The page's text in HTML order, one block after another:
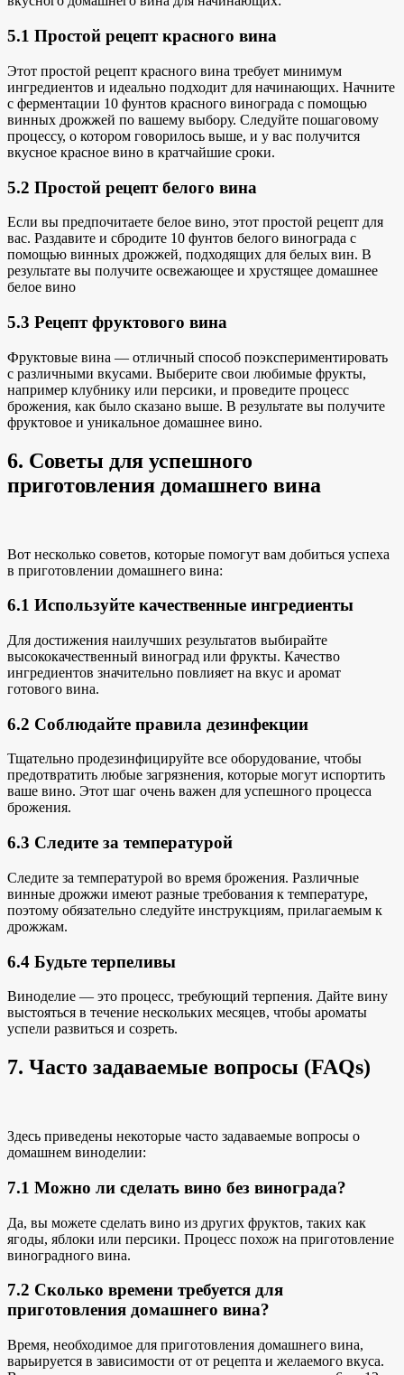
5.1 Простой рецепт красного вина
Этот простой рецепт красного вина требует минимум
ингредиентов и идеально подходит для начинающих. Начните
с ферментации 10 фунтов красного винограда с помощью
винных дрожжей по вашему выбору. Следуйте пошаговому
процессу, о котором говорилось выше, и у вас получится
вкусное красное вино в кратчайшие сроки.
5.2 Простой рецепт белого вина
Если вы предпочитаете белое вино, этот простой рецепт для
вас. Раздавите и сбродите 10 фунтов белого винограда с
помощью винных дрожжей, подходящих для белых вин. В
результате вы получите освежающее и хрустящее домашнее
белое вино
5.3 Рецепт фруктового вина
Фруктовые вина — отличный способ поэкспериментировать
с различными вкусами. Выберите свои любимые фрукты,
например клубнику или персики, и проведите процесс
брожения, как было сказано выше. В результате вы получите
фруктовое и уникальное домашнее вино.
6. Советы для успешного
приготовления домашнего вина
Вот несколько советов, которые помогут вам добиться успеха
в приготовлении домашнего вина:
6.1 Используйте качественные ингредиенты
Для достижения наилучших результатов выбирайте
высококачественный виноград или фрукты. Качество
ингредиентов значительно повлияет на вкус и аромат
готового вина.
6.2 Соблюдайте правила дезинфекции
Тщательно продезинфицируйте все оборудование, чтобы
предотвратить любые загрязнения, которые могут испортить
ваше вино. Этот шаг очень важен для успешного процесса
брожения.
6.3 Следите за температурой
Следите за температурой во время брожения. Различные
винные дрожжи имеют разные требования к температуре,
поэтому обязательно следуйте инструкциям, прилагаемым к
дрожжам.
6.4 Будьте терпеливы
Виноделие — это процесс, требующий терпения. Дайте вину
выстояться в течение нескольких месяцев, чтобы ароматы
успели развиться и созреть.
7. Часто задаваемые вопросы (FAQs)
Здесь приведены некоторые часто задаваемые вопросы о
домашнем виноделии:
7.1 Можно ли сделать вино без винограда?
Да, вы можете сделать вино из других фруктов, таких как
ягоды, яблоки или персики. Процесс похож на приготовление
виноградного вина.
7.2 Сколько времени требуется для
приготовления домашнего вина?
Время, необходимое для приготовления домашнего вина,
варьируется в зависимости от от рецепта и желаемого вкуса.